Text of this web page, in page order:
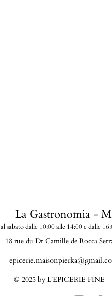
La Gastronomia -
al sabato dalle 10:00 alle 14:00 e dalle
18 rue du Dr Camille de Rocca
© 2025 by L'EPICERIE FINE